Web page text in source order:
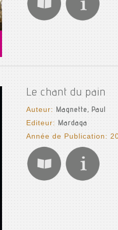
Le chant du pain
Auteur: Magnette, Paul
Editeur:Mardaga
Année de Publication: